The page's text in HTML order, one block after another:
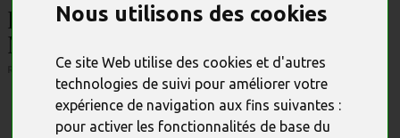
Nous utilisons des cookies
Ce site Web utilise des cookies et d'autres
technologies de suivi pour améliorer votre
expérience de navigation aux fins suivantes :
pour activer les fonctionnalités de base du
BOUTEILLE DE CHAMPAGNE EN
MOULAGE CHOCOLAT NOIR
RÉFÉRENCE : 14502